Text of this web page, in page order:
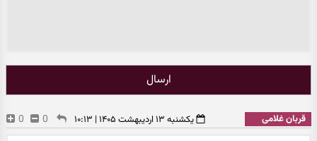
ارسال
قربان غلامی یکشنبه ۱۳ اردیبهشت ۱۴۰۵ | ۱۰:۱۳ 0
0